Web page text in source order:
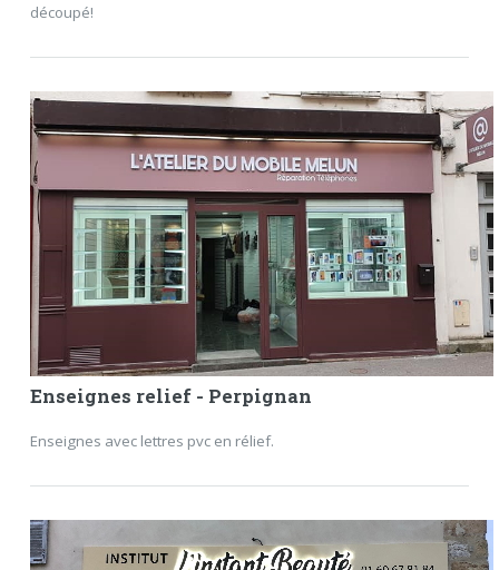
découpé!
Enseignes relief - Perpignan
Enseignes avec lettres pvc en rélief.